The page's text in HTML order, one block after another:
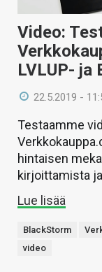
Video:
LVLUP-
22.5.2019 -
Testaamme
hintaisen
kirjoittamista
Lue lisää
BlackStorm
video